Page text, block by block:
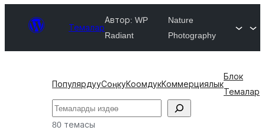
Темалар
Автор: WP
Radiant
Nature
Photography
ПопулярдууСоңкуКоомдукКоммерциялык
Блок
Темалар
Издөө
80 темасы